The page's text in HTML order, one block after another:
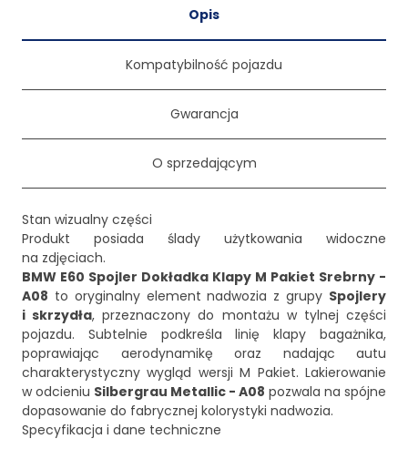
Opis
Kompatybilność pojazdu
Gwarancja
O sprzedającym
Stan wizualny części
Produkt posiada ślady użytkowania widoczne
BMW E60 Spojler Dokładka Klapy M Pakiet Srebrny -
A08 to oryginalny element nadwozia z grupy Spojlery
i skrzydła, przeznaczony do montażu w tylnej części
pojazdu. Subtelnie podkreśla linię klapy bagażnika,
poprawiając aerodynamikę oraz nadając autu
charakterystyczny wygląd wersji M Pakiet. Lakierowanie
w odcieniu Silbergrau Metallic - A08 pozwala na spójne
dopasowanie do fabrycznej kolorystyki nadwozia.
Specyfikacja i dane techniczne